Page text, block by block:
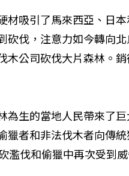
材吸引了馬來西亞、日
砍伐，注意力如今轉向
木公司砍伐大片森林。
為生的當地人民帶來了
獵者和非法伐木者向傳
濫伐和偷獵中再次受到威